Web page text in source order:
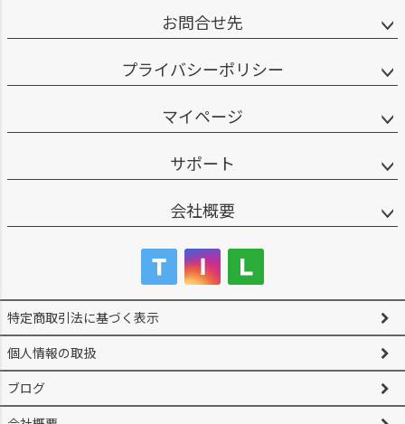
お問合せ先
プライバシーポリシー
マイページ
サポート
会社概要
特定商取引法に基づく表示
個人情報の取扱
ブログ